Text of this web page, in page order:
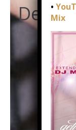
Dein
•
Mix